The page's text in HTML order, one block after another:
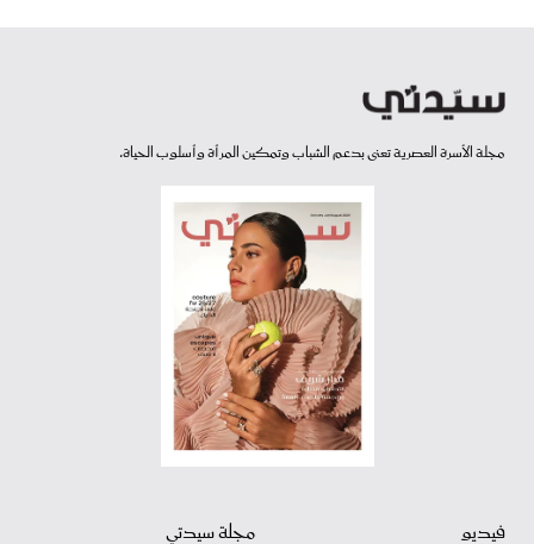
مجلة الأسرة العصرية تعنى بدعم الشباب وتمكين المرأة وأسلوب الحياة.
فيديو مجلة سيدتي